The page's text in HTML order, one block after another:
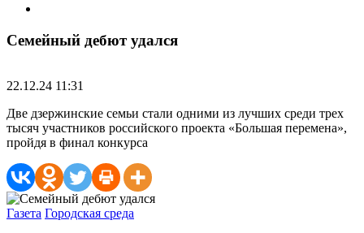
Семейный дебют удался
22.12.24 11:31
Две дзержинские семьи стали одними из лучших среди трех
тысяч участников российского проекта «Большая перемена»,
пройдя в финал конкурса
Газета Городская среда